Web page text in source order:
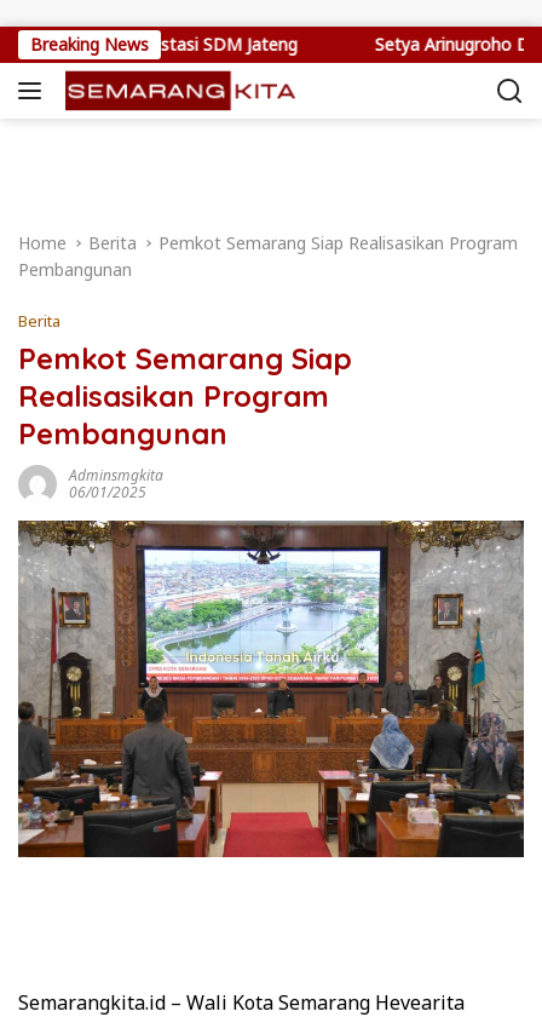
Breaking News
Jadi Investasi SDM Jateng Setya Arinugroho Dorong
Home Berita
Pemkot Semarang Siap Realisasikan Program
Pembangunan
Berita
Pemkot Semarang Siap
Realisasikan Program
Pembangunan
Adminsmgkita
06/01/2025
Semarangkita.id – Wali Kota Semarang Hevearita